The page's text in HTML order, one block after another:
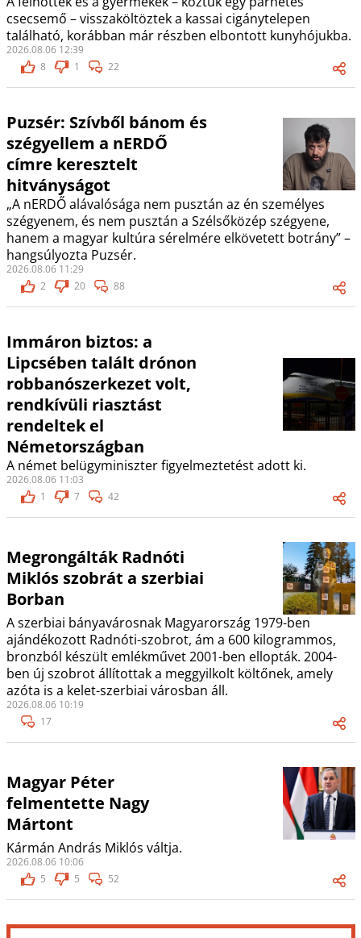
csecsemő – visszaköltöztek a kassai cigánytelepen
található, korábban már részben elbontott kunyhójukba.
2026.08.06 12:39
8
1 22
Puzsér: Szívből bánom és
szégyellem a nERDŐ
címre keresztelt
hitványságot
„A nERDŐ alávalósága nem pusztán az én személyes
szégyenem, és nem pusztán a Szélsőközép szégyene,
hanem a magyar kultúra sérelmére elkövetett botrány” –
hangsúlyozta Puzsér.
2026.08.06 11:29
2
20 88
Immáron biztos: a
Lipcsében talált drónon
robbanószerkezet volt,
rendkívüli riasztást
rendeltek el
Németországban
A német belügyminiszter figyelmeztetést adott ki.
2026.08.06 11:03
1
7 42
Megrongálták Radnóti
Miklós szobrát a szerbiai
Borban
A szerbiai bányavárosnak Magyarország 1979-ben
ajándékozott Radnóti-szobrot, ám a 600 kilogrammos,
bronzból készült emlékművet 2001-ben ellopták. 2004-
ben új szobrot állítottak a meggyilkolt költőnek, amely
azóta is a kelet-szerbiai városban áll.
2026.08.06 10:19
17
Magyar Péter
felmentette Nagy
Mártont
Kármán András Miklós váltja.
2026.08.06 10:06
5
5 52